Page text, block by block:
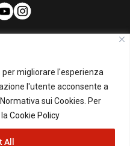
migliorare l'esperienza
l'utente acconsente a
sui Cookies. Per
Cookie Policy
All
PUBBLICITA'
pubblicità su questo Blog:
pubblicita@beppegrillo.it
All Rights Reserved - Powered by